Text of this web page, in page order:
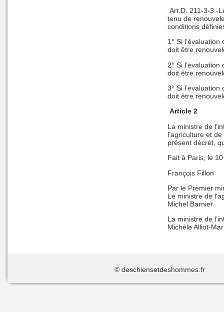
Art.D. 211-3-3.-
tenu de
conditions
1° Si
doit être
2° Si
doit être
3° Si
doit être
Article 2
La ministre de
l’agriculture et
présent décret,
Fait à Paris, le
François Fillon
Par le Premier
Le ministre de
Michel Barnier
La ministre de
Michèle Alliot-
©